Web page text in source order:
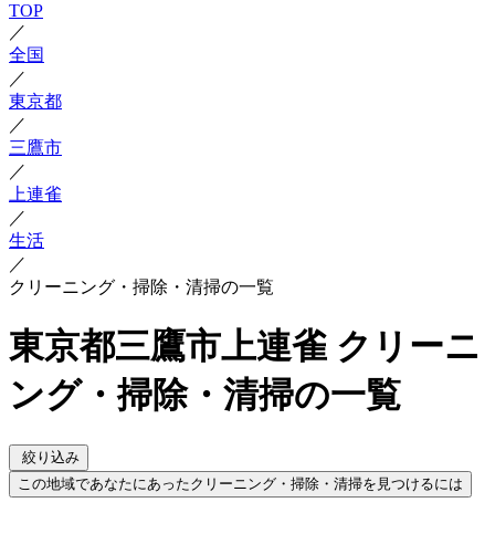
TOP
／
全国
／
東京都
／
三鷹市
／
上連雀
／
生活
／
クリーニング・掃除・清掃の一覧
東京都三鷹市上連雀 クリーニ
ング・掃除・清掃の一覧
絞り込み
この地域であなたにあったクリーニング・掃除・清掃を見つけるには